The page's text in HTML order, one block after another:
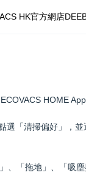
HK官方網店
HOME
選「清掃偏好」，
、「拖地」、「吸塵